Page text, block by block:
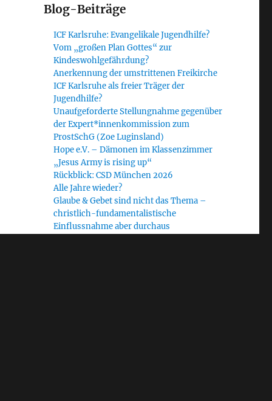
Blog-Beiträge
ICF Karlsruhe: Evangelikale Jugendhilfe?
Vom „großen Plan Gottes“ zur
Kindeswohlgefährdung?
Anerkennung der umstrittenen Freikirche
ICF Karlsruhe als freier Träger der
Jugendhilfe?
Unaufgeforderte Stellungnahme gegenüber
der Expert*innenkommission zum
ProstSchG (Zoe Luginsland)
Hope e.V. – Dämonen im Klassenzimmer
„Jesus Army is rising up“
Rückblick: CSD München 2026
Alle Jahre wieder?
Glaube & Gebet sind nicht das Thema –
christlich-fundamentalistische
Einflussnahme aber durchaus